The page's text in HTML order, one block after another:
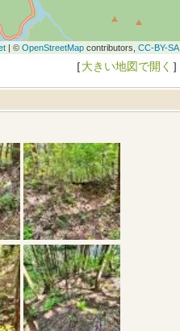
| © OpenStreetMapcontributors, CC-BY-SA
［大きい地図で開く ］